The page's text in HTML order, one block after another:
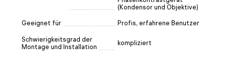
(Kondensor und Objektive)
Geeignet für Profis, erfahrene Benutzer
Schwierigkeitsgrad der
Montage und Installation
kompliziert